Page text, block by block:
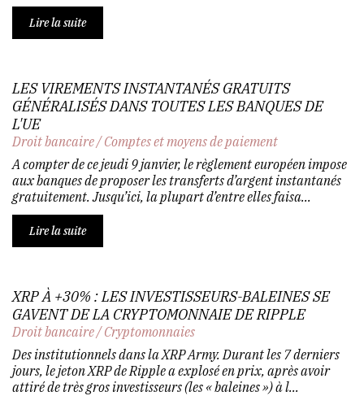
Lire la suite
LES VIREMENTS INSTANTANÉS GRATUITS
GÉNÉRALISÉS DANS TOUTES LES BANQUES DE
L'UE
Droit bancaire/Comptes et moyens de paiement
A compter de ce jeudi 9 janvier, le règlement européen impose
aux banques de proposer les transferts d’argent instantanés
gratuitement. Jusqu’ici, la plupart d’entre elles faisa...
Lire la suite
XRP À +30% : LES INVESTISSEURS-BALEINES SE
GAVENT DE LA CRYPTOMONNAIE DE RIPPLE
Droit bancaire/Cryptomonnaies
Des institutionnels dans la XRP Army. Durant les 7 derniers
jours, le jeton XRP de Ripple a explosé en prix, après avoir
attiré de très gros investisseurs (les « baleines ») à l...